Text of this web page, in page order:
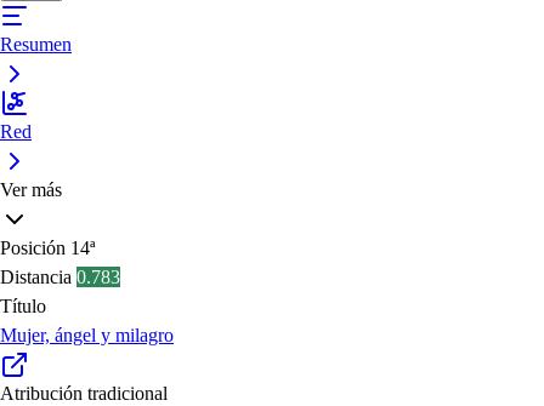
Resumen
Red
Ver más
Posición 14ª
Distancia 0.783
Título
Mujer, ángel y milagro
Atribución tradicional